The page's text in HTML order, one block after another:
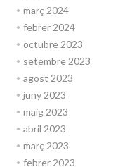
març 2024
febrer 2024
octubre 2023
setembre 2023
agost 2023
juny 2023
maig 2023
abril 2023
març 2023
febrer 2023